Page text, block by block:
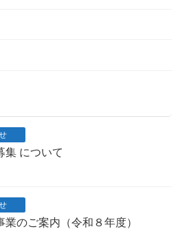
集 について
のご案内（令和８年度）